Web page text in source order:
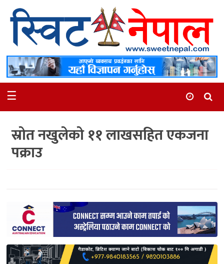
समाचार
स्थानीय
मनोरञ्जन
अन्तर्वार्ता
समाज
भिडियो
साहित्य
प्रदेश
☰
स्रोत नखुलेको ११ लाखसहित एकजना
पक्राउ